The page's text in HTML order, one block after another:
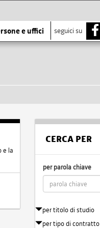
e uffici seguici su
e la
CERCA PER
per parola chiave
per titolo di studio
per tipo di contratto